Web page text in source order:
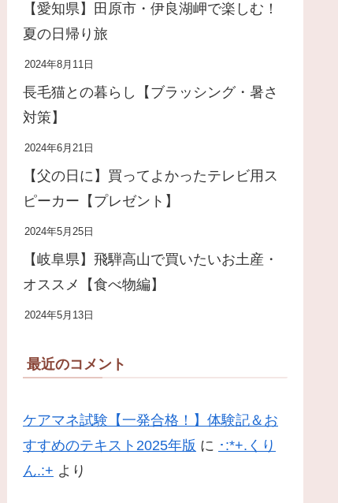
【愛知県】田原市・伊良湖岬で楽しむ！
夏の日帰り旅
2024年8月11日
長毛猫との暮らし【ブラッシング・暑さ
対策】
2024年6月21日
【父の日に】買ってよかったテレビ用ス
ピーカー【プレゼント】
2024年5月25日
【岐阜県】飛騨高山で買いたいお土産・
オススメ【食べ物編】
2024年5月13日
最近のコメント
ケアマネ試験【一発合格！】体験記＆お
すすめのテキスト2025年版 に ･:*+.くり
ん.:+ より